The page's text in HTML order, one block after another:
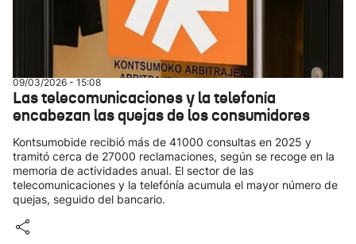
09/03/2026 - 15:08
Las telecomunicaciones y la telefonía
encabezan las quejas de los consumidores
Kontsumobide recibió más de 41000 consultas en 2025 y
tramitó cerca de 27000 reclamaciones, según se recoge en la
memoria de actividades anual. El sector de las
telecomunicaciones y la telefónía acumula el mayor número de
quejas, seguido del bancario.